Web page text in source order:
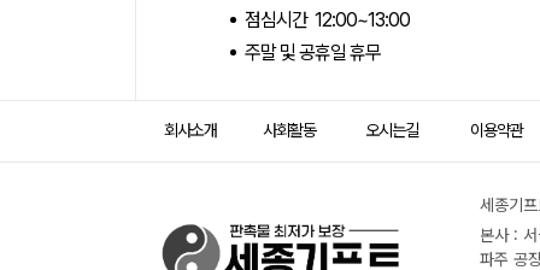
점심시간 12:00~13:00
주말 및 공휴일 휴무
회사소개 사회활동 오시는길 이용약관
세종기
본사 :
파주 공